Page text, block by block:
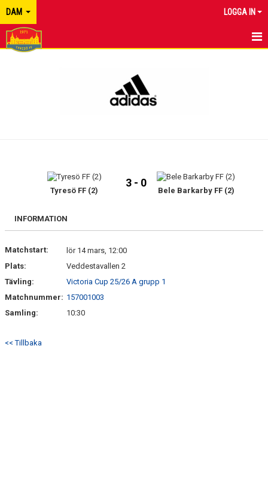
DAM LOGGA IN
BILDGALLERI
DOKUMENT
Tyresö FF (2)
3 - 0
Bele Barkarby FF (2)
INFORMATION
Matchstart:
lör 14 mars, 12:00
Plats:
Veddestavallen 2
Tävling:
Victoria Cup 25/26 A grupp 1
Matchnummer: 157001003
Samling:
10:30
<< Tillbaka